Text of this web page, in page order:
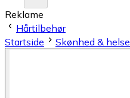
Reklame
Hårtilbehør
Startside
Skønhed & helse